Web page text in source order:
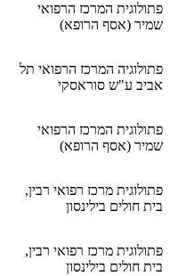
פתולוגית המרכז הרפואי
שמיר (אסף הרופא)
פתולוגיה המרכז הרפואי תל
אביב ע"ש סוראסקי
פתולוגית המרכז הרפואי
שמיר (אסף הרופא)
פתולוגית מרכז רפואי רבין,
בית חולים בילינסון
פתולוגית מרכז רפואי רבין,
בית חולים בילינסון